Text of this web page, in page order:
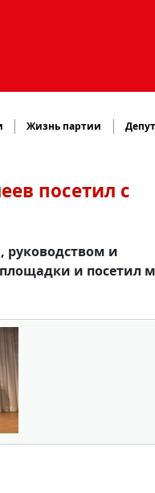
Жизнь партии
посетил с
руководством и
и посетил